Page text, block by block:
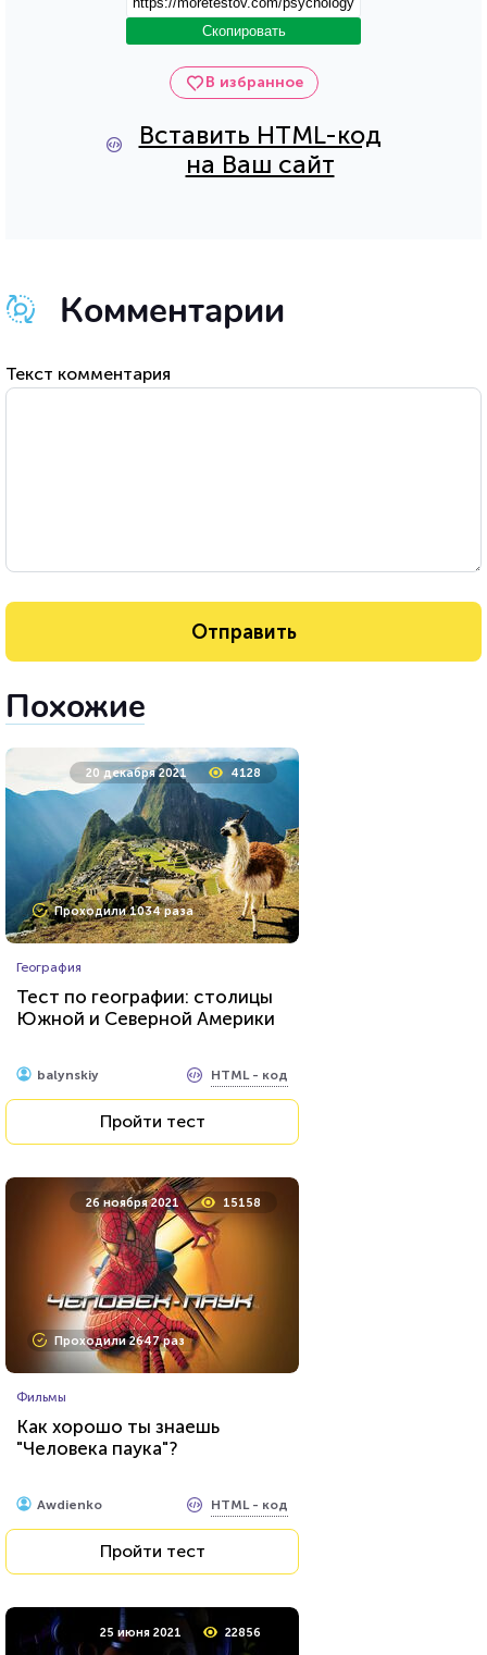
В избранное
Вставить HTML-код
на Ваш сайт
Скопировать
Комментарии
Текст комментария
Похожие
20 декабря 2021 4128
Проходили 1034 раза
География
Тест по географии: столицы
Южной и Северной Америки
balynskiy HTML - код
Пройти тест
26 ноября 2021 15158
Проходили 2647 раз
Фильмы
Как хорошо ты знаешь
"Человека паука"?
Awdienko HTML - код
Пройти тест
25 июня 2021 22856